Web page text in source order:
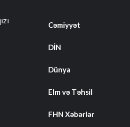
Cəmiyyət
DİN
Dünya
Elm və Təhsil
FHN Xəbərlər